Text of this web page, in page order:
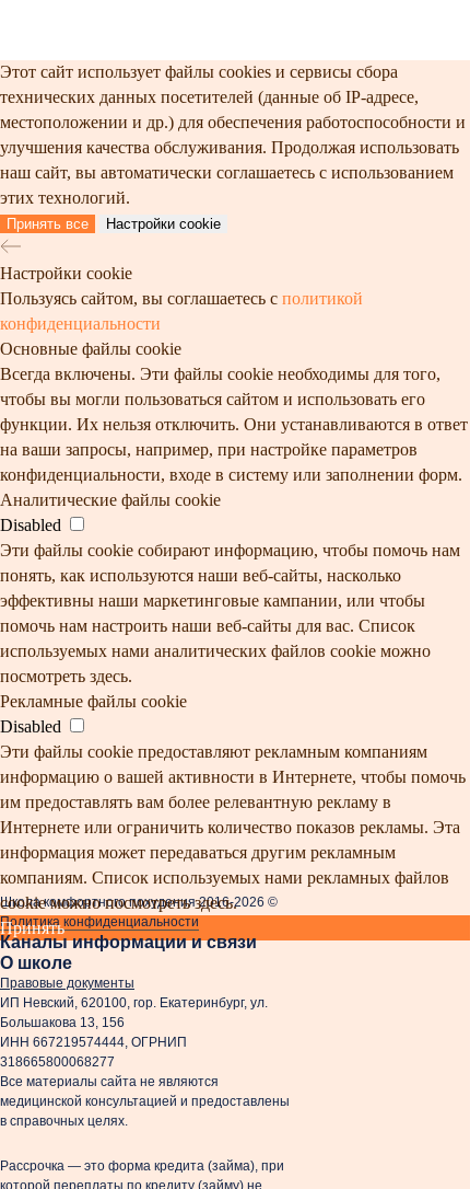
Школа комфортного похудения 2016-2026 ©
Политика конфиденциальности
Каналы информации и связи
О школе
Правовые документы
ИП Невский, 620100, гор. Екатеринбург, ул.
Большакова 13, 156
ИНН 667219574444, ОГРНИП
318665800068277
Все материалы сайта не являются
медицинской консультацией и предоставлены
в справочных целях.
Рассрочка — это форма кредита (займа), при
которой переплаты по кредиту (займу) не
Этот сайт использует файлы cookies и сервисы сбора
технических данных посетителей (данные об IP-адресе,
местоположении и др.) для обеспечения работоспособности и
улучшения качества обслуживания. Продолжая использовать
наш сайт, вы автоматически соглашаетесь с использованием
этих технологий.
Принять все Настройки cookie
Настройки cookie
Пользуясь сайтом, вы соглашаетесь с политикой
конфиденциальности
Основные файлы cookie
Всегда включены. Эти файлы cookie необходимы для того,
чтобы вы могли пользоваться сайтом и использовать его
функции. Их нельзя отключить. Они устанавливаются в ответ
на ваши запросы, например, при настройке параметров
конфиденциальности, входе в систему или заполнении форм.
Аналитические файлы cookie
Disabled
Эти файлы cookie собирают информацию, чтобы помочь нам
понять, как используются наши веб-сайты, насколько
эффективны наши маркетинговые кампании, или чтобы
помочь нам настроить наши веб-сайты для вас. Список
используемых нами аналитических файлов cookie можно
посмотреть здесь.
Рекламные файлы cookie
Disabled
Эти файлы cookie предоставляют рекламным компаниям
информацию о вашей активности в Интернете, чтобы помочь
им предоставлять вам более релевантную рекламу в
Интернете или ограничить количество показов рекламы. Эта
информация может передаваться другим рекламным
компаниям. Список используемых нами рекламных файлов
cookie можно посмотреть здесь.
Принять